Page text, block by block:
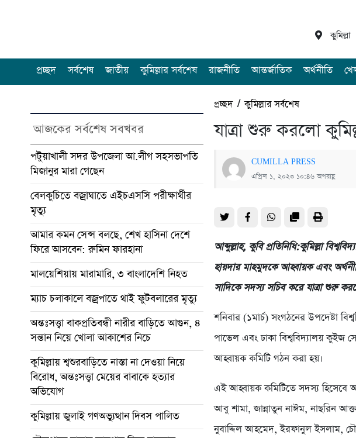
কুমিল্লা
প্রচ্ছদ সর্বশেষ জাতীয় কুমিল্লার সর্বশেষ রাজনীতি আন্তর্জাতিক অর্থনীতি
আজকের সর্বশেষ সবখবর
পটুয়াখালী সদর উপজেলা আ.লীগ সহসভাপতি
মিজানুর মারা গেছেন
বেলকুচিতে বজ্রাঘাতে এইচএসসি পরীক্ষার্থীর
মৃত্যু
আমার কমন সেন্স বলছে, শেখ হাসিনা দেশে
ফিরে আসবেন: রুমিন ফারহানা
মালয়েশিয়ায় মারামারি, ৩ বাংলাদেশি নিহত
ম্যাচ চলাকালে বজ্রপাতে থাই ফুটবলারের মৃত্যু
অন্তঃসত্ত্বা বাকপ্রতিবন্ধী নারীর বাড়িতে আগুন, ৪
সন্তান নিয়ে খোলা আকাশের নিচে
কুমিল্লায় শ্বশুরবাড়িতে নাস্তা না দেওয়া নিয়ে
বিরোধ, অন্তঃসত্ত্বা মেয়ের বাবাকে হত্যার
অভিযোগ
কুমিল্লায় জুলাই গণঅভ্যুত্থান দিবস পালিত
প্রচ্ছদ/কুমিল্লার সর্বশেষ
যাত্রা শুরু করলো
CUMILLA PRESS
এপ্রিল ১, ২০২৩ ১০:৪৬ অপরাহ্ণ
আব্দুল্লাহ, কুবি প্রতিনিধি:কুমিল্লা
হায়দার মাহমুদকে আহ্বায়ক এবং
সাদিকে সদস্য সচিব করে যাত্রা শুরু
শনিবার (১মার্চ) সংগঠনের উপদেষ্টা
পাভেল এবং ঢাকা বিশ্ববিদ্যালয় কুইজ
আহ্বায়ক কমিটি গঠন করা হয়।
এই আহ্বায়ক কমিটিতে সদস্য হিসেবে
আবু শামা, জান্নাতুন নাঈম, নাছরিন
নুবাদ্দিল আহমেদ, ইরফানুল ইসলাম,